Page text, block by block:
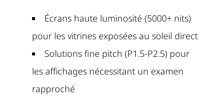
Écrans haute luminosité (5000+ nits)
pour les vitrines exposées au soleil direct
Solutions fine pitch (P1.5-P2.5) pour
les affichages nécessitant un examen
rapproché